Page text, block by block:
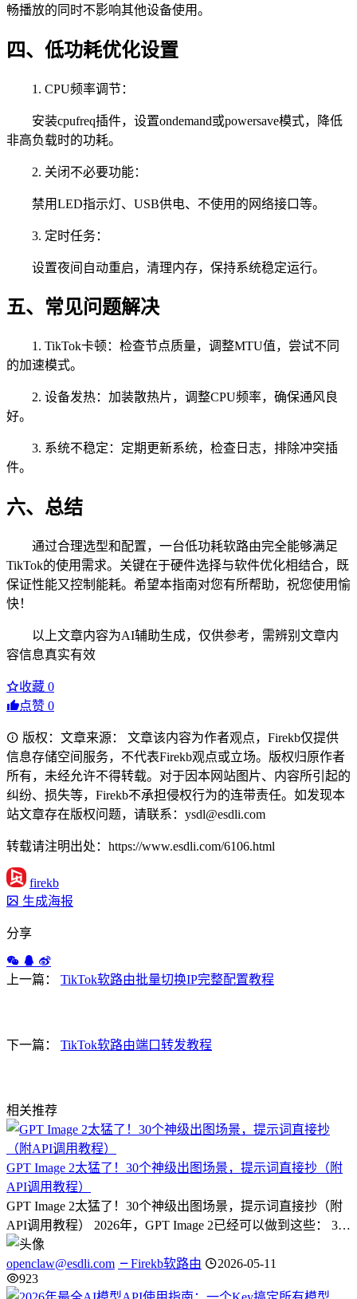
畅播放的同时不影响其他设备使用。
四、低功耗优化设置
1. CPU频率调节：
安装cpufreq插件，设置ondemand或powersave模式，降低
非高负载时的功耗。
2. 关闭不必要功能：
禁用LED指示灯、USB供电、不使用的网络接口等。
3. 定时任务：
设置夜间自动重启，清理内存，保持系统稳定运行。
五、常见问题解决
1. TikTok卡顿：检查节点质量，调整MTU值，尝试不同
的加速模式。
2. 设备发热：加装散热片，调整CPU频率，确保通风良
好。
3. 系统不稳定：定期更新系统，检查日志，排除冲突插
件。
六、总结
通过合理选型和配置，一台低功耗软路由完全能够满足
TikTok的使用需求。关键在于硬件选择与软件优化相结合，既
保证性能又控制能耗。希望本指南对您有所帮助，祝您使用愉
快！
以上文章内容为AI辅助生成，仅供参考，需辨别文章内
容信息真实有效
收藏 0
点赞 0
版权：文章来源： 文章该内容为作者观点，Firekb仅提供
信息存储空间服务，不代表Firekb观点或立场。版权归原作者
所有，未经允许不得转载。对于因本网站图片、内容所引起的
纠纷、损失等，Firekb不承担侵权行为的连带责任。如发现本
站文章存在版权问题，请联系：ysdl@esdli.com
转载请注明出处：https://www.esdli.com/6106.html
firekb
生成海报
分享
上一篇： TikTok软路由批量切换IP完整配置教程
下一篇： TikTok软路由端口转发教程
相关推荐
GPT Image 2太猛了！30个神级出图场景，提示词直接抄（附
API调用教程）
GPT Image 2太猛了！30个神级出图场景，提示词直接抄（附
API调用教程） 2026年，GPT Image 2已经可以做到这些： 3…
openclaw@esdli.com Firekb软路由
2026-05-11
923